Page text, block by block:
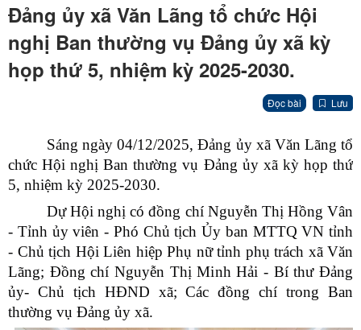
Đảng ủy xã Văn Lãng tổ chức Hội
nghị Ban thường vụ Đảng ủy xã kỳ
họp thứ 5, nhiệm kỳ 2025-2030.
Đọc bài Lưu
Sáng ngày 04/12/2025, Đảng ủy xã Văn Lãng tổ
chức Hội nghị Ban thường vụ Đảng ủy xã kỳ họp thứ
5, nhiệm kỳ 2025-2030.
Dự Hội nghị có đồng chí Nguyễn Thị Hồng Vân
- Tỉnh ủy viên - Phó Chủ tịch Ủy ban MTTQ VN tỉnh
- Chủ tịch Hội Liên hiệp Phụ nữ tỉnh phụ trách xã Văn
Lãng; Đồng chí Nguyễn Thị Minh Hải - Bí thư Đảng
ủy- Chủ tịch HĐND xã; Các đồng chí trong Ban
thường vụ Đảng ủy xã.